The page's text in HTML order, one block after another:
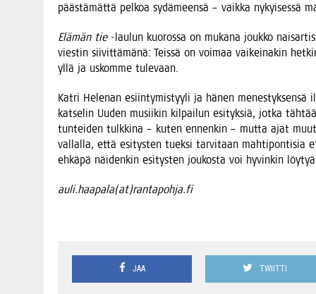
pääs­tä­mät­tä pel­koa sydä­meen­sä – vaik­ka nykyi­ses­sä
Elä­män tie‑lau­lun kuo­ros­sa on muka­na jouk­ko
vies­tin sii­vit­tä­mä­nä: Teis­sä on voi­maa vai­kei­na­kin
yllä ja uskom­me tulevaan.
Kat­ri Hele­nan esiin­ty­mis­tyy­li ja hänen
kat­se­lin Uuden musii­kin kil­pai­lun esi­tyk­siä, jot­ka
tun­tei­den tulk­ki­na – kuten ennen­kin – mut­ta ajat
val­lal­la, että esi­tys­ten tuek­si tar­vi­taan mah­ti­pon­ti­sia
ehkä­pä näi­den­kin esi­tys­ten jou­kos­ta voi hyvin­kin
auli.haapala(at)rantapohja.fi
JAA TWIITTI